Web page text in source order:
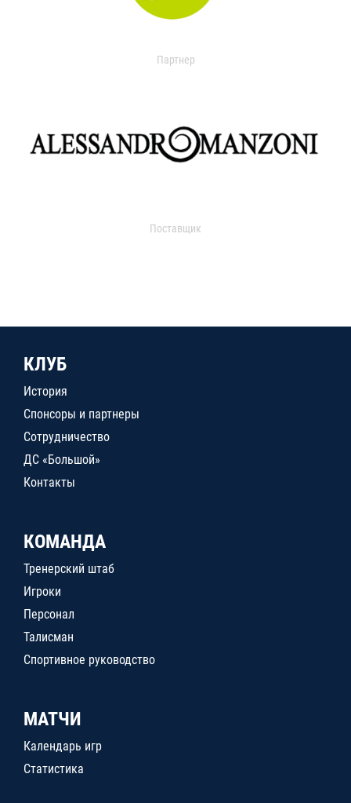
Партнер
Поставщик
КЛУБ
История
Спонсоры и партнеры
Сотрудничество
ДС «Большой»
Контакты
КОМАНДА
Тренерский штаб
Игроки
Персонал
Талисман
Спортивное руководство
МАТЧИ
Календарь игр
Статистика